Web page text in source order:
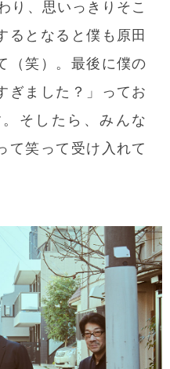
り、思いっきりそこ
るとなると僕も原田
（笑）。最後に僕の
ぎました？」ってお
そしたら、みんな
て笑って受け入れて